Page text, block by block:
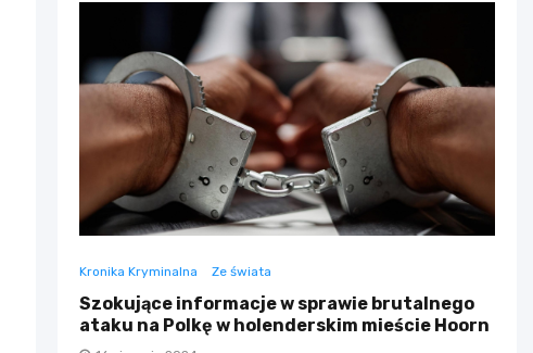
Kronika Kryminalna Ze świata
Szokujące informacje w sprawie brutalnego
ataku na Polkę w holenderskim mieście Hoorn